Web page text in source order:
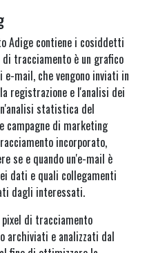
Adige contiene i cosiddetti
tracciamento è un grafico
mail, che vengono inviati in
registrazione e l'analisi dei
statistica del
campagne di marketing
incorporato,
se e quando un'e-mail è
dati e quali collegamenti
dagli interessati.
di tracciamento
archiviati e analizzati dal